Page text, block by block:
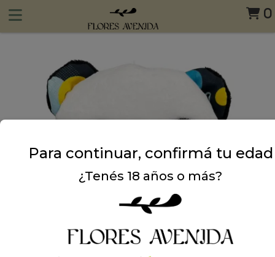
0
Para continuar, confirmá tu edad
¿Tenés 18 años o más?